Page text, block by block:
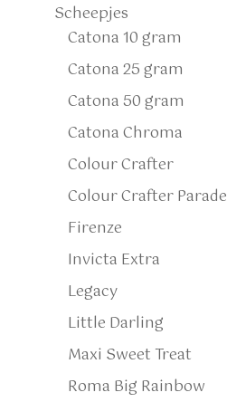
Scheepjes
Catona 10 gram
Catona 25 gram
Catona 50 gram
Catona Chroma
Colour Crafter
Colour Crafter Parade
Firenze
Invicta Extra
Legacy
Little Darling
Maxi Sweet Treat
Roma Big Rainbow